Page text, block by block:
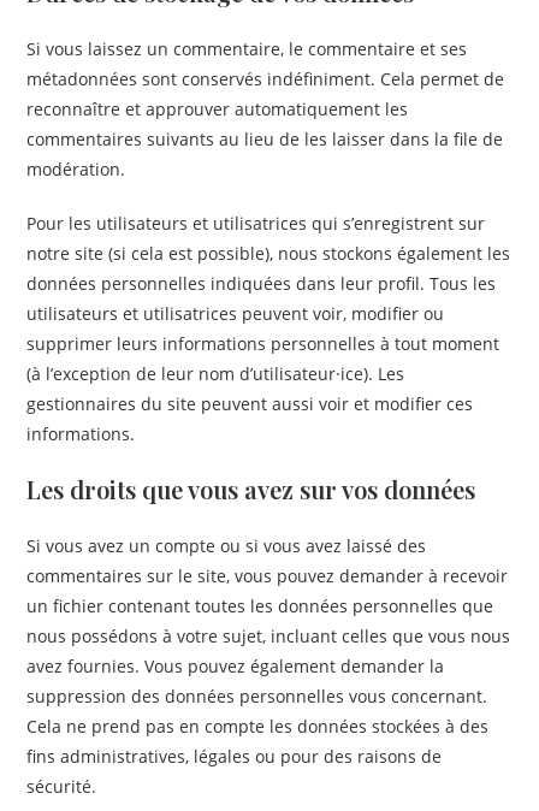
Si vous laissez un commentaire, le commentaire et ses
métadonnées sont conservés indéfiniment. Cela permet de
reconnaître et approuver automatiquement les
commentaires suivants au lieu de les laisser dans la file de
modération.
Pour les utilisateurs et utilisatrices qui s’enregistrent sur
notre site (si cela est possible), nous stockons également les
données personnelles indiquées dans leur profil. Tous les
utilisateurs et utilisatrices peuvent voir, modifier ou
supprimer leurs informations personnelles à tout moment
(à l’exception de leur nom d’utilisateur·ice). Les
gestionnaires du site peuvent aussi voir et modifier ces
informations.
Les droits que vous avez sur vos données
Si vous avez un compte ou si vous avez laissé des
commentaires sur le site, vous pouvez demander à recevoir
un fichier contenant toutes les données personnelles que
nous possédons à votre sujet, incluant celles que vous nous
avez fournies. Vous pouvez également demander la
suppression des données personnelles vous concernant.
Cela ne prend pas en compte les données stockées à des
fins administratives, légales ou pour des raisons de
sécurité.